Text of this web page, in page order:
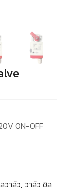
ON-OFF
วาล์ว, วาล์ว ชิล